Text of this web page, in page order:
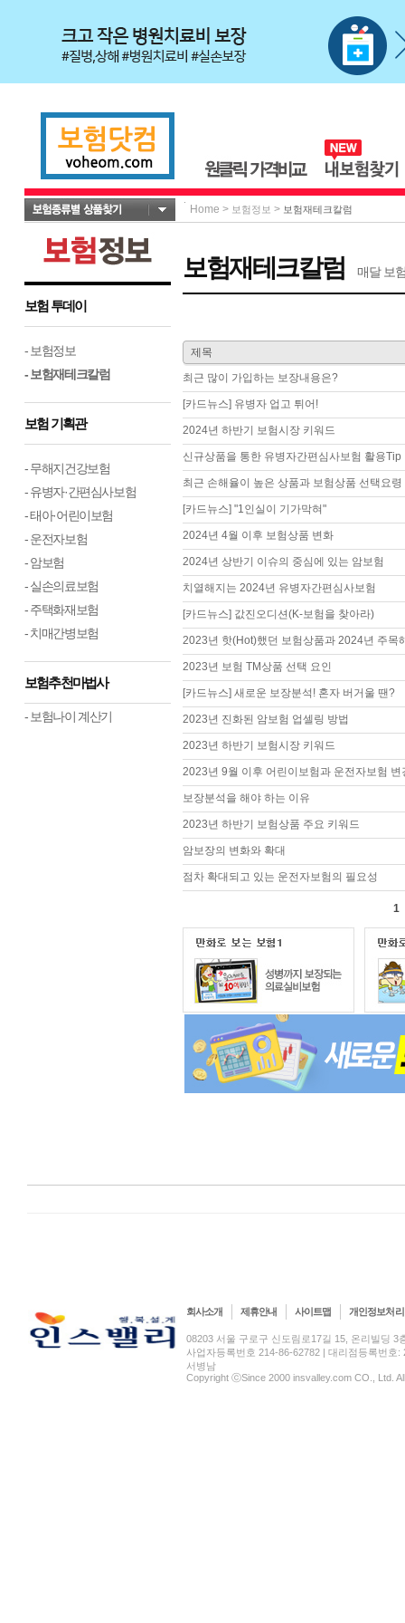
Home > 보험정보 > 보험재테크칼럼
보험 투데이
- 보험정보
- 보험재테크칼럼
보험 기획관
- 무해지건강보험
- 유병자·간편심사보험
- 태아·어린이보험
- 운전자보험
- 암보험
- 실손의료보험
- 주택화재보험
- 치매간병보험
보험추천마법사
- 보험나이 계산기
보험재테크칼럼 매달 보
제목
최근 많이 가입하는 보장내용은?
[카드뉴스] 유병자 업고 튀어!
2024년 하반기 보험시장 키워드
신규상품을 통한 유병자간편심사보험 활용Tip
최근 손해율이 높은 상품과 보험상품 선택요령
[카드뉴스] "1인실이 기가막혀"
2024년 4월 이후 보험상품 변화
2024년 상반기 이슈의 중심에 있는 암보험
치열해지는 2024년 유병자간편심사보험
[카드뉴스] 값진오디션(K-보험을 찾아라)
2023년 핫(Hot)했던 보험상품과 2024년 주목
2023년 보험 TM상품 선택 요인
[카드뉴스] 새로운 보장분석! 혼자 버거울 땐?
2023년 진화된 암보험 업셀링 방법
2023년 하반기 보험시장 키워드
2023년 9월 이후 어린이보험과 운전자보험 변
보장분석을 해야 하는 이유
2023년 하반기 보험상품 주요 키워드
암보장의 변화와 확대
점차 확대되고 있는 운전자보험의 필요성
1
회사소개 제휴안내 사이트맵 개인정보처
08203 서울 구로구 신도림로17길 15, 온리빌딩
사업자등록번호 214-86-62782 | 대리점등록번호:
서병남
Copyright ⓒSince 2000 insvalley.com CO., Ltd.